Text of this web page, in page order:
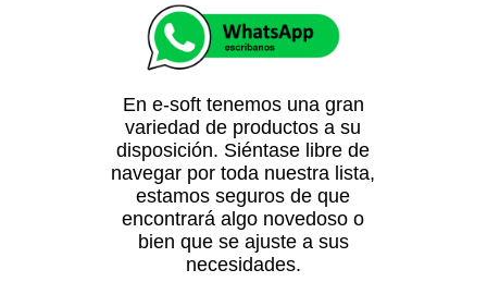
En e-soft tenemos una gran
variedad de productos a su
disposición. Siéntase libre de
navegar por toda nuestra lista,
estamos seguros de que
encontrará algo novedoso o
bien que se ajuste a sus
necesidades.